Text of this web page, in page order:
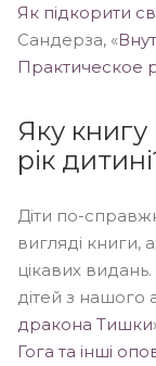
Як підкорити
Сандерза, «
Практическое
Яку
рік
Діти по-
вигляді книги,
цікавих
дітей з нашого
дракона Тишки
Гога та інші